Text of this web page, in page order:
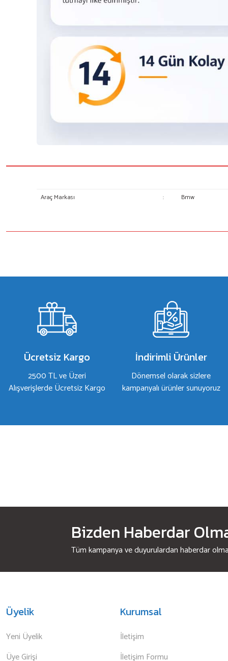
Araç Markası : Bmw
Ürün açıklamasında eksik bilgiler bulunuyor.
Ürün bilgilerinde hatalar bulunuyor.
Ürün fiyatı diğer sitelerden daha pahalı.
Bu ürüne benzer farklı alternatifler olmalı.
Ücretsiz Kargo
2500 TL ve Üzeri
Alışverişlerde Ücretsiz Kargo
İndirimli Ürünler
Dönemsel olarak sizlere
kampanyalı ürünler sunuyoruz
Bizden Haberdar
Tüm kampanya ve duyurulardan haberdar
Üyelik
Yeni Üyelik
Üye Girişi
Kurumsal
İletişim
İletişim Formu